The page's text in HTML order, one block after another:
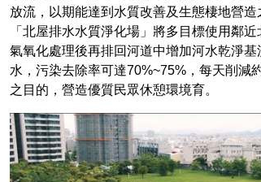
放流，以期能達到水質改善及生態棲地營造
「北屋排水水質淨化場」將多目標使用鄰
氣氧化處理後再排回河道中增加河水乾淨
水，污染去除率可達70%~75%，每天削減
之目的，營造優質民眾休憩環境育。